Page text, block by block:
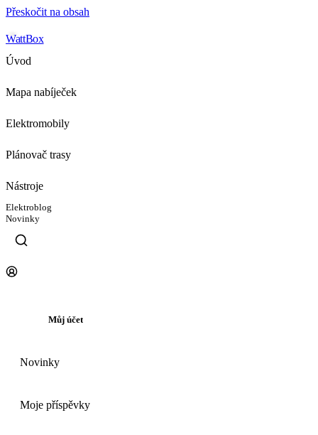
Přeskočit na obsah
WattBox
Úvod
Mapa nabíječek
Elektromobily
Plánovač trasy
Nástroje
Elektroblog
Novinky
Můj účet
Novinky
Moje příspěvky